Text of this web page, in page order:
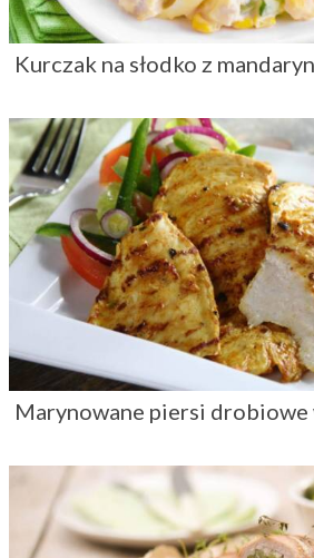
Kurczak na słodko z
Marynowane piersi